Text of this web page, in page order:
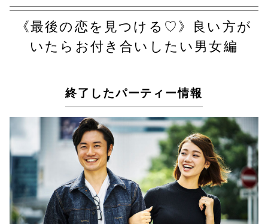
《最後の恋を見つける♡》良い方が
いたらお付き合いしたい男女編
終了したパーティー情報